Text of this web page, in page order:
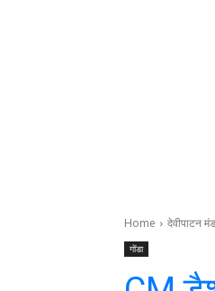
Home देवीपाटन
गोंडा